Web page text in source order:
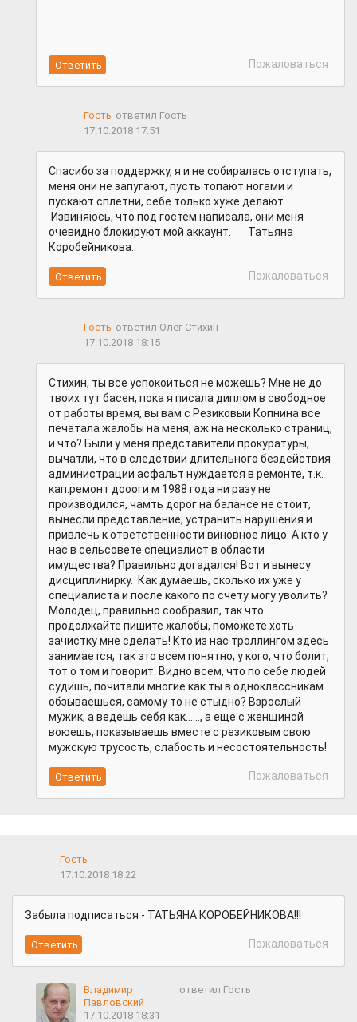
Пожаловаться
Гость ответил Гость
17.10.2018 17:51
Спасибо за поддержку, я и не собиралась отступать,
меня они не запугают, пусть топают ногами и
пускают сплетни, себе только хуже делают.
Извиняюсь, что под гостем написала, они меня
очевидно блокируют мой аккаунт. Татьяна
Коробейникова.
Пожаловаться
Гость ответил Олег Стихин
17.10.2018 18:15
Стихин, ты все успокоиться не можешь? Мне не до
твоих тут басен, пока я писала диплом в свободное
от работы время, вы вам с Резиковыи Копнина все
печатала жалобы на меня, аж на несколько страниц,
и что? Были у меня представители прокуратуры,
вычатли, что в следствии длительного бездействия
администрации асфальт нуждается в ремонте, т.к.
кап.ремонт доооги м 1988 года ни разу не
производился, чамть дорог на балансе не стоит,
вынесли представление, устранить нарушения и
привлечь к ответственности виновное лицо. А кто у
нас в сельсовете специалист в области
имущества? Правильно догадался! Вот и вынесу
дисциплинирку. Как думаешь, сколько их уже у
специалиста и после какого по счету могу уволить?
Молодец, правильно сообразил, так что
продолжайте пишите жалобы, поможете хоть
зачистку мне сделать! Кто из нас троллингом здесь
занимается, так это всем понятно, у кого, что болит,
тот о том и говорит. Видно всем, что по себе людей
судишь, почитали многие как ты в одноклассникам
обзываешься, самому то не стыдно? Взрослый
мужик, а ведешь себя как......, а еще с женщиной
воюешь, показываешь вместе с резиковым свою
мужскую трусость, слабость и несостоятельность!
Пожаловаться
Гость
17.10.2018 18:22
Забыла подписаться - ТАТЬЯНА КОРОБЕЙНИКОВА!!!
Пожаловаться
Владимир
Павловский
ответил Гость
17.10.2018 18:31